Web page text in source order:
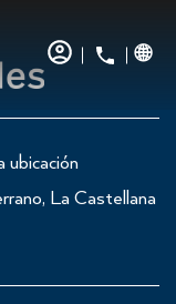
ubicación
La Castellana